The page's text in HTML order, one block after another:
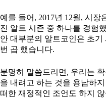
예를 들어, 2017년 12월, 시장
진 알트 시즌 중 하나를 경험
안 대부분의 알트코인은 초기
번 곱 했습니다.
분명히 말씀드리면, 우리는
을 내려고 하는 것을 용납하
떠한 재정적인 조언도 하지